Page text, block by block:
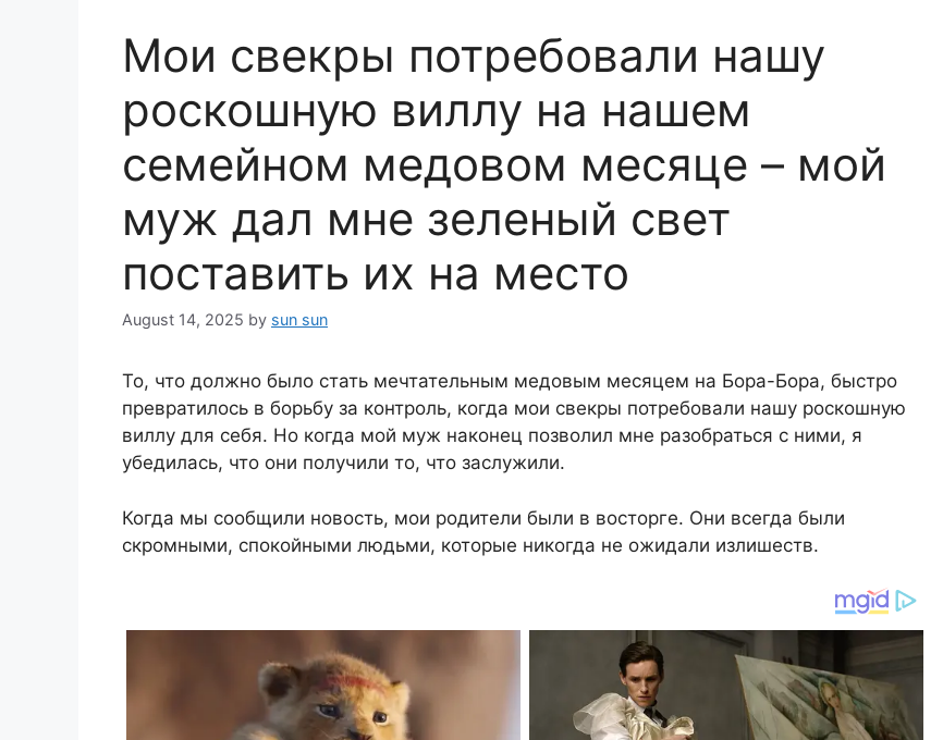
Мои свекры потребовали нашу
роскошную виллу на нашем
семейном медовом месяце – мой
муж дал мне зеленый свет
поставить их на место
August 14, 2025 by sun sun
То, что должно было стать мечтательным медовым месяцем на Бора-Бора, быстро
превратилось в борьбу за контроль, когда мои свекры потребовали нашу роскошную
виллу для себя. Но когда мой муж наконец позволил мне разобраться с ними, я
убедилась, что они получили то, что заслужили.
Когда мы сообщили новость, мои родители были в восторге. Они всегда были
скромными, спокойными людьми, которые никогда не ожидали излишеств.